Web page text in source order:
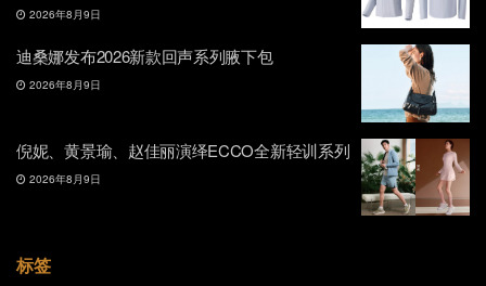
2026年8月9日
迪桑娜发布2026新款回声系列腋下包
2026年8月9日
倪妮、黄景瑜、赵佳丽演绎ECCO全新轻训系列
2026年8月9日
标签